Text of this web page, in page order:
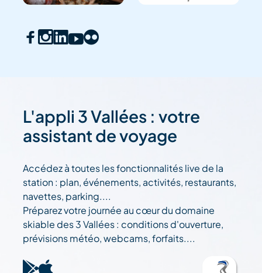
L'appli 3 Vallées : votre
assistant de voyage
Accédez à toutes les fonctionnalités live de la
station : plan, événements, activités, restaurants,
navettes, parking....
Préparez votre journée au cœur du domaine
skiable des 3 Vallées : conditions d'ouverture,
prévisions météo, webcams, forfaits....